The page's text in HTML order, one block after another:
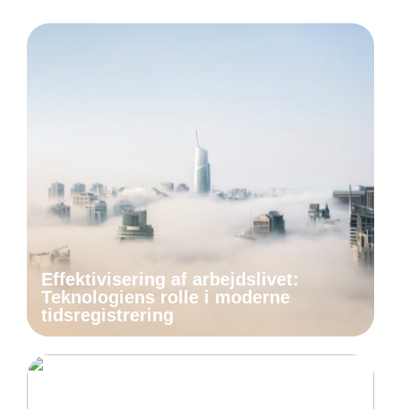
Effektivisering af arbejdslivet:
Teknologiens rolle i moderne
tidsregistrering